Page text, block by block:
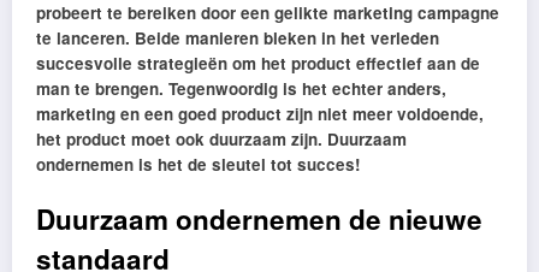
probeert te bereiken door een gelikte marketing campagne
te lanceren. Beide manieren bleken in het verleden
succesvolle strategieën om het product effectief aan de
man te brengen. Tegenwoordig is het echter anders,
marketing en een goed product zijn niet meer voldoende,
het product moet ook duurzaam zijn. Duurzaam
ondernemen is het de sleutel tot succes!
Duurzaam ondernemen de nieuwe
standaard